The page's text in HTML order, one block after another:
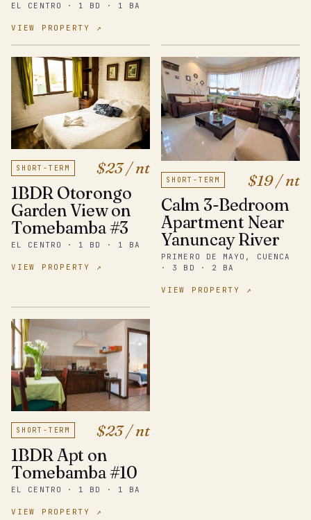
EL CENTRO · 1 BD · 1 BA
VIEW PROPERTY ↗
SHORT-TERM $23 / nt
1BDR Otorongo
Garden View on
Tomebamba #3
EL CENTRO · 1 BD · 1 BA
VIEW PROPERTY ↗
SHORT-TERM $19 / nt
Calm 3-Bedroom
Apartment Near
Yanuncay River
PRIMERO DE MAYO, CUENCA
· 3 BD · 2 BA
VIEW PROPERTY ↗
SHORT-TERM $23 / nt
1BDR Apt on
Tomebamba #10
EL CENTRO · 1 BD · 1 BA
VIEW PROPERTY ↗